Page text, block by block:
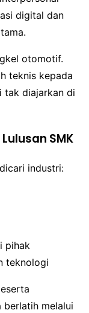
digital dan
otomotif.
teknis kepada
tak diajarkan di
SMK
industri:
pihak
teknologi
berlatih melalui